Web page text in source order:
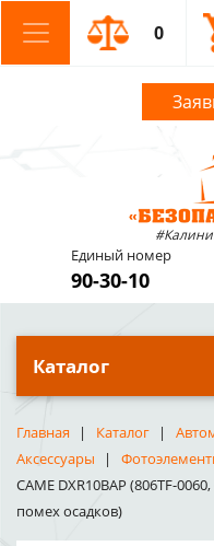
0
Единый номер
90-30-10
Каталог
Главная Каталог
Аксессуары
CAME DXR10BAP (806TF-
помех осадков)